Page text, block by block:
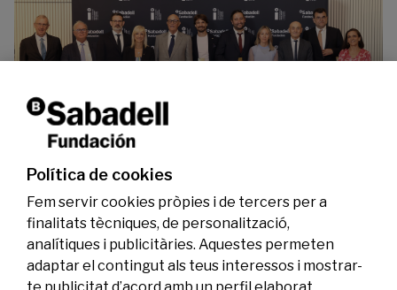
La Fundació Banc Sabadell reconeix a dos
investigadors en els àmbits de l’edició del
genoma i l’energia neta
Política de cookies
Fem servir cookies pròpies i de tercers per a
finalitats tècniques, de personalització,
analítiques i publicitàries. Aquestes permeten
adaptar el contingut als teus interessos i mostrar-